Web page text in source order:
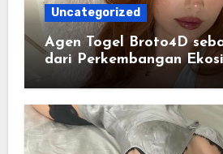
Uncategorized
Agen Togel Broto4D
dari Perkembangan
Digital Saat Ini